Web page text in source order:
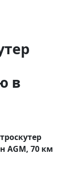
в
AGM, 70 км